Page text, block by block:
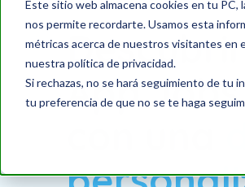
Este sitio web almacena cookies en tu
nos permite recordarte. Usamos esta
métricas acerca de nuestros visitantes en
nuestra política de privacidad.
Si rechazas, no se hará seguimiento de tu
tu preferencia de que no se te haga
App